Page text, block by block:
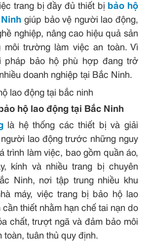
trang bị đầy đủ thiết bị bảo hộ
giúp bảo vệ người lao động,
nghiệp, nâng cao hiệu quả sản
trường làm việc an toàn. Vì
pháp bảo hộ phù hợp đang trở
doanh nghiệp tại Bắc Ninh.
hộ lao động tại Bắc Ninh
là hệ thống các thiết bị và giải
lao động trước những nguy
trình làm việc, bao gồm quần áo,
kính và nhiều trang bị chuyên
Ninh, nơi tập trung nhiều khu
máy, việc trang bị bảo hộ lao
thiết nhằm hạn chế tai nạn do
chất, trượt ngã và đảm bảo môi
tuân thủ quy định.